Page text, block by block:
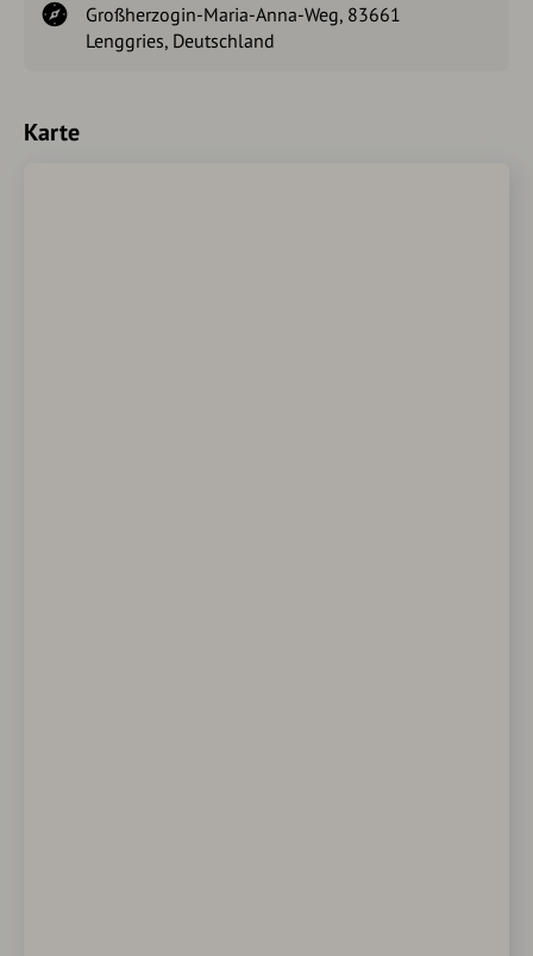
Großherzogin-Maria-Anna-Weg, 83661
Lenggries, Deutschland
Karte